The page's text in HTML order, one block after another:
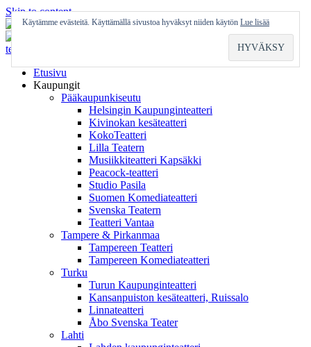
Skip to content
Etusivu
Kaupungit
Pääkaupunkiseutu
Helsingin Kaupunginteatteri
Kivinokan kesäteatteri
KokoTeatteri
Lilla Teatern
Musiikkiteatteri Kapsäkki
Peacock-teatteri
Studio Pasila
Suomen Komediateatteri
Svenska Teatern
Teatteri Vantaa
Tampere & Pirkanmaa
Tampereen Teatteri
Tampereen Komediateatteri
Turku
Turun Kaupunginteatteri
Kansanpuiston kesäteatteri, Ruissalo
Linnateatteri
Åbo Svenska Teater
Lahti
Käytämme evästeitä. Käyttämällä sivustoa hyväksyt niiden käytön Lue lisää